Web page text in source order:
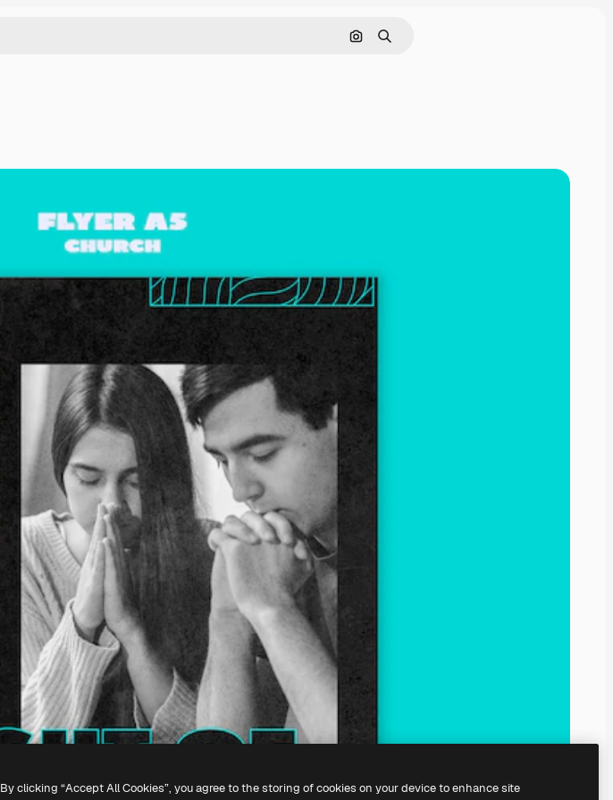
Cerca per immagine
Ricerca
By clicking “Accept All Cookies”, you agree to the storing of cookies on your device to enhance site